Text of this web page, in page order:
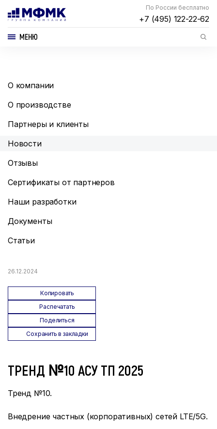
По России бесплатно
+7 (495) 122-22-62
МЕНЮ
О компании
О производстве
Партнеры и клиенты
Новости
Отзывы
Сертификаты от партнеров
Наши разработки
Документы
Статьи
26.12.2024
Копировать
Распечатать
Поделиться
Сохранить в закладки
ТРЕНД №10 АСУ ТП 2025
Тренд №10.
Внедрение частных (корпоративных) сетей LTE/5G.